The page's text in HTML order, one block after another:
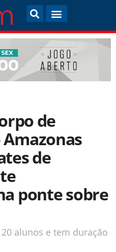
de
de
ponte sobre
alunos e tem duração